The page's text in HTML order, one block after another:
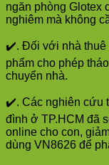
ngăn phòng Glotex
nghiêm mà không
✔️. Đối với nhà thuê
phẩm cho phép
chuyển nhà.
✔️. Các nghiên cứu
đình ở TP.HCM đã
online cho con,
dùng VN8626 để